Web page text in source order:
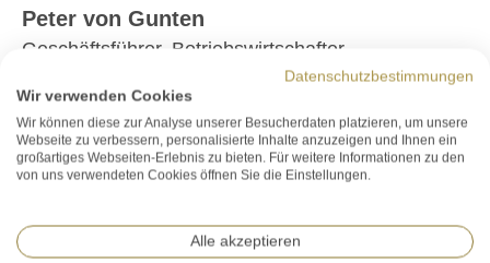
Peter von Gunten
Geschäftsführer, Betriebswirtschafter
T 071 888 50 33
peter.vongunten@spirix-care.ch
Datenschutzbestimmungen
Wir verwenden Cookies
Wir können diese zur Analyse unserer Besucherdaten platzieren, um unsere
Webseite zu verbessern, personalisierte Inhalte anzuzeigen und Ihnen ein
großartiges Webseiten-Erlebnis zu bieten. Für weitere Informationen zu den
von uns verwendeten Cookies öffnen Sie die Einstellungen.
Alle akzeptieren